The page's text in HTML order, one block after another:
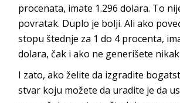
procenata, imate 1.296 dolara. To
povratak. Duplo je bolji. Ali ako
stopu štednje za 1 do 4 procenta,
dolara, čak i ako ne generišete
I zato, ako želite da izgradite
stvar koju možete da uradite je da